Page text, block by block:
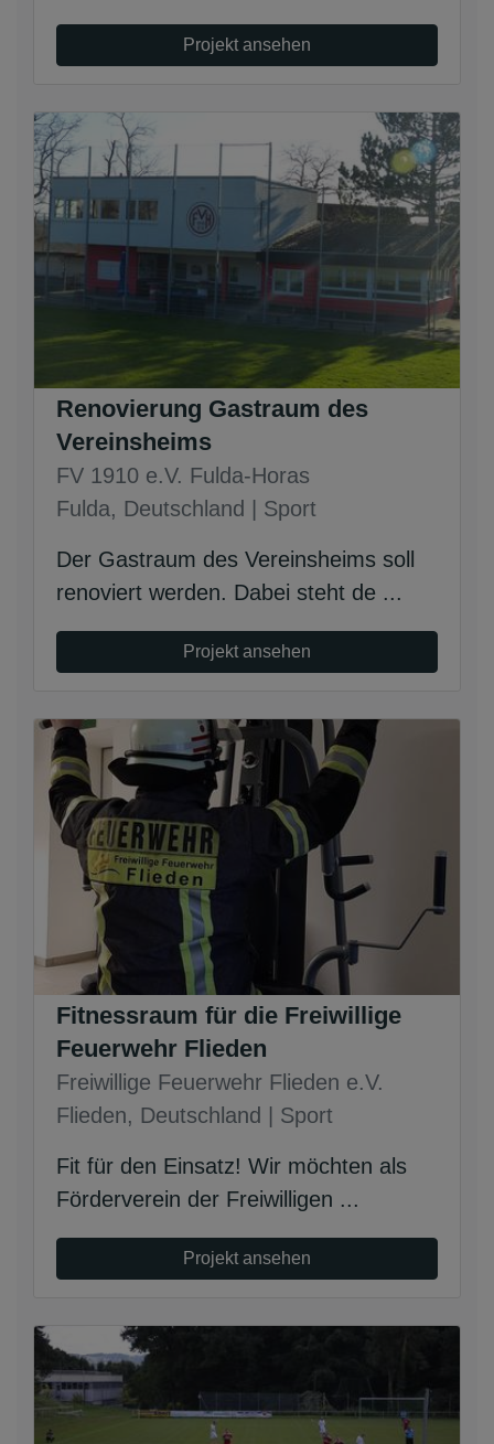
Projekt ansehen
Renovierung Gastraum des
Vereinsheims
FV 1910 e.V. Fulda-Horas
Fulda, Deutschland | Sport
Der Gastraum des Vereinsheims soll
renoviert werden. Dabei steht de ...
Projekt ansehen
Fitnessraum für die Freiwillige
Feuerwehr Flieden
Freiwillige Feuerwehr Flieden e.V.
Flieden, Deutschland | Sport
Fit für den Einsatz! Wir möchten als
Förderverein der Freiwilligen ...
Projekt ansehen